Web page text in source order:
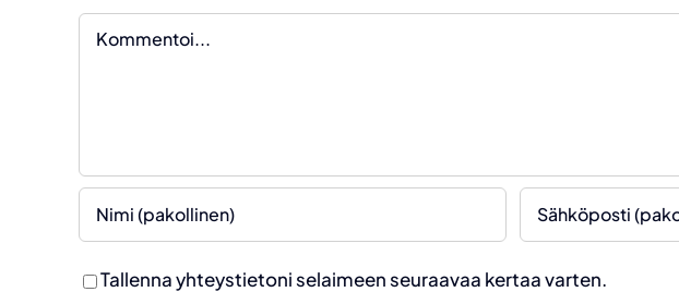
Kommentti
Tallenna yhteystietoni selaimeen seuraavaa kertaa varten.